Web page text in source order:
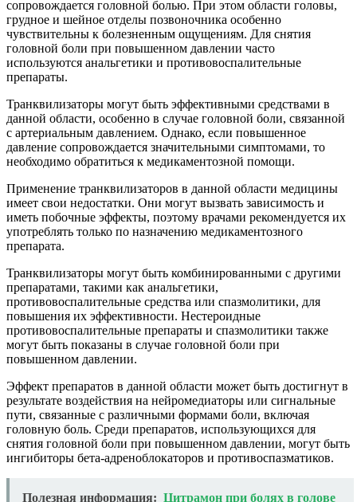
сопровождается головной болью. При этом области головы,
грудное и шейное отделы позвоночника особенно
чувствительны к болезненным ощущениям. Для снятия
головной боли при повышенном давлении часто
используются анальгетики и противовоспалительные
препараты.
Транквилизаторы могут быть эффективными средствами в
данной области, особенно в случае головной боли, связанной
с артериальным давлением. Однако, если повышенное
давление сопровождается значительными симптомами, то
необходимо обратиться к медикаментозной помощи.
Применение транквилизаторов в данной области медицины
имеет свои недостатки. Они могут вызвать зависимость и
иметь побочные эффекты, поэтому врачами рекомендуется их
употреблять только по назначению медикаментозного
препарата.
Транквилизаторы могут быть комбинированными с другими
препаратами, такими как анальгетики,
противовоспалительные средства или спазмолитики, для
повышения их эффективности. Нестероидные
противовоспалительные препараты и спазмолитики также
могут быть показаны в случае головной боли при
повышенном давлении.
Эффект препаратов в данной области может быть достигнут в
результате воздействия на нейромедиаторы или сигнальные
пути, связанные с различными формами боли, включая
головную боль. Среди препаратов, использующихся для
снятия головной боли при повышенном давлении, могут быть
ингибиторы бета-адреноблокаторов и противоспазматиков.
Полезная информация: Цитрамон при болях в голове